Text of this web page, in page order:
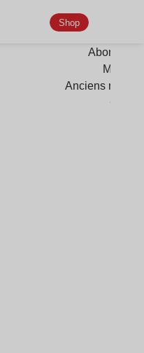
Shop
Anciens